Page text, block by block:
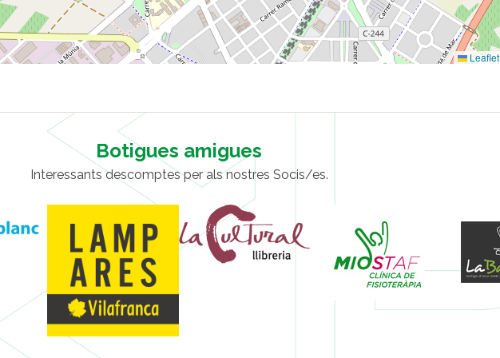
Leaflet
Botigues amigues
Interessants descomptes per als nostres Socis/es.